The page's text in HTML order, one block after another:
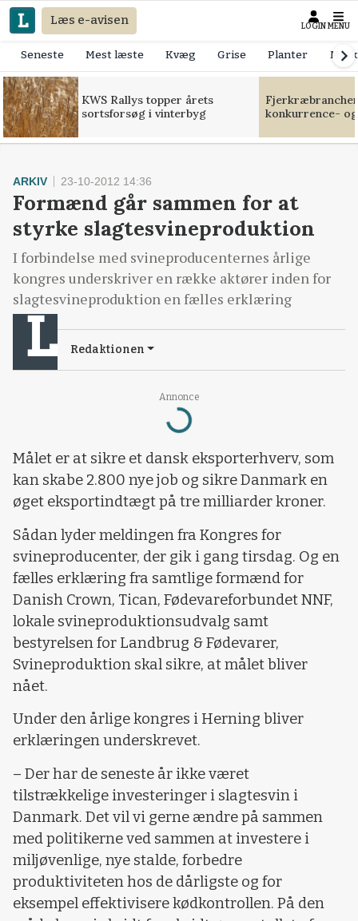
Læs e-avisen LOGIN MENU
Seneste Mest læste Kvæg Grise Planter
KWS Rallys topper årets
sortsforsøg i vinterbyg
konkurrence-
Annonce
Loading...
ARKIV 23-10-2012 14:36
Formænd går sammen for at
styrke slagtesvineproduktion
I forbindelse med svineproducenternes årlige
kongres underskriver en række aktører inden for
slagtesvineproduktion en fælles erklæring
Redaktionen
Målet er at sikre et dansk eksporterhverv, som
kan skabe 2.800 nye job og sikre Danmark en
øget eksportindtægt på tre milliarder kroner.
Sådan lyder meldingen fra Kongres for
svineproducenter, der gik i gang tirsdag. Og en
fælles erklæring fra samtlige formænd for
Danish Crown, Tican, Fødevareforbundet NNF,
lokale svineproduktionsudvalg samt
bestyrelsen for Landbrug & Fødevarer,
Svineproduktion skal sikre, at målet bliver
nået.
Under den årlige kongres i Herning bliver
erklæringen underskrevet.
– Der har de seneste år ikke været
tilstrækkelige investeringer i slagtesvin i
Danmark. Det vil vi gerne ændre på sammen
med politikerne ved sammen at investere i
miljøvenlige, nye stalde, forbedre
produktiviteten hos de dårligste og for
eksempel effektivisere kødkontrollen. På den